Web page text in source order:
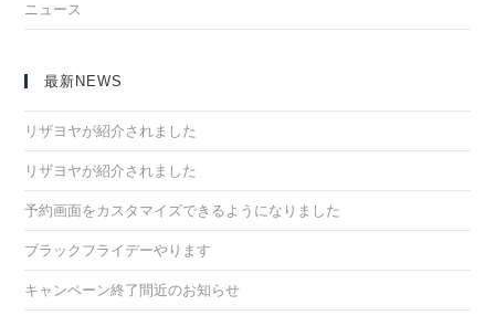
ニュース
最新NEWS
リザヨヤが紹介されました
リザヨヤが紹介されました
予約画面をカスタマイズできるようになりました
ブラックフライデーやります
キャンペーン終了間近のお知らせ